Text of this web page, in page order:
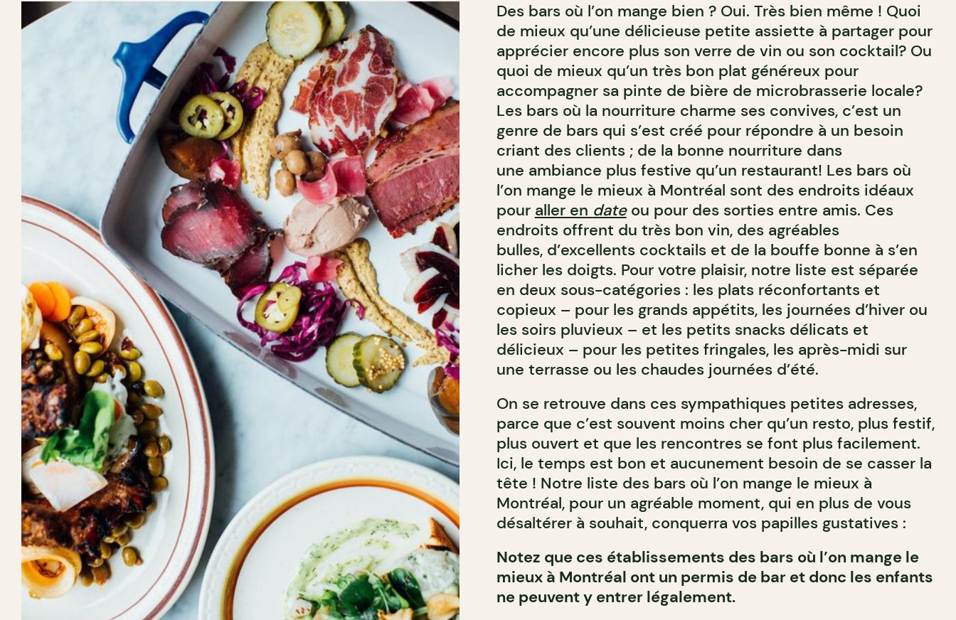
Des bars où l’on mange bien ? Oui. Très bien même ! Quoi
de mieux qu’une délicieuse petite assiette à partager pour
apprécier encore plus son verre de vin ou son cocktail? Ou
quoi de mieux qu’un très bon plat généreux pour
accompagner sa pinte de bière de microbrasserie locale?
Les bars où la nourriture charme ses convives, c’est un
genre de bars qui s’est créé pour répondre à un besoin
criant des clients ; de la bonne nourriture dans
une ambiance plus festive qu’un restaurant! Les bars où
l’on mange le mieux à Montréal sont des endroits idéaux
pour aller en dateou pour des sorties entre amis. Ces
endroits offrent du très bon vin, des agréables
bulles, d’excellents cocktails et de la bouffe bonne à s’en
licher les doigts. Pour votre plaisir, notre liste est séparée
en deux sous-catégories : les plats réconfortants et
copieux – pour les grands appétits, les journées d’hiver ou
les soirs pluvieux – et les petits snacks délicats et
délicieux – pour les petites fringales, les après-midi sur
une terrasse ou les chaudes journées d’été.
On se retrouve dans ces sympathiques petites adresses,
parce que c’est souvent moins cher qu’un resto, plus festif,
plus ouvert et que les rencontres se font plus facilement.
Ici, le temps est bon et aucunement besoin de se casser la
tête ! Notre liste des bars où l’on mange le mieux à
Montréal, pour un agréable moment, qui en plus de vous
désaltérer à souhait, conquerra vos papilles gustatives :
Notez que ces établissements des bars où l’on mange le
mieux à Montréal ont un permis de bar et donc les enfants
ne peuvent y entrer légalement.